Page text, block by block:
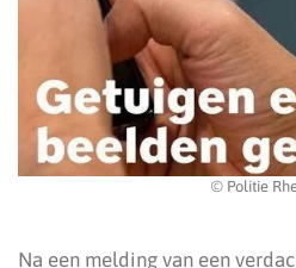
© Politie
Na een melding van een